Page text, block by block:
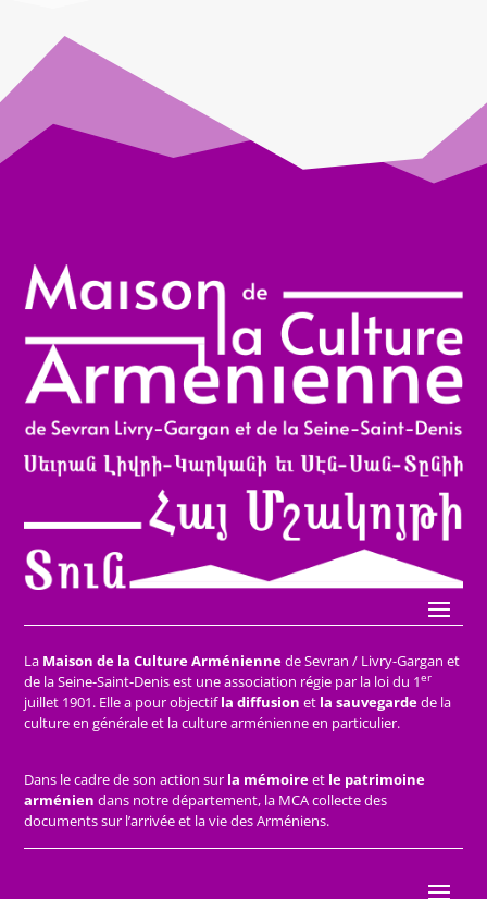
La Maison de la Culture Arméniennede Sevran / Livry-Gargan et
de la Seine-Saint-Denis est une association régie par la loi du 1er
juillet 1901. Elle a pour objectifla diffusion et la sauvegardede la
culture en générale et la culture arménienne en particulier.
Dans le cadre de son action sur la mémoireet le patrimoine
arménien dans notre département, la MCA collecte des
documents sur l’arrivée et la vie des Arméniens.